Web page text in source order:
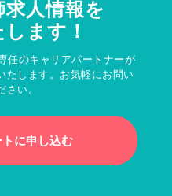
人情報を
ます！
任のキャリアパートナーが
たします。お気軽にお問い
さい。
に申し込む